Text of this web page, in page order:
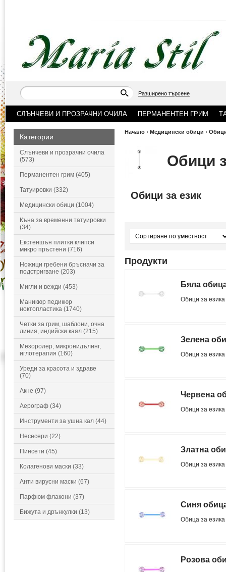
Разширено търсене
СЛЪНЧЕВИ И ПРОЗРАЧНИ ОЧИЛА ПЕРМАНЕНТЕН ГРИМ
Категории
Слънчеви и прозрачни очила
(573)
Перманентен грим (405)
Татуировки (332)
Медицински обици (1004)
Къна за временни татуировки
(34)
Екстеншън плитки клипси
микро пръстени (716)
Ножици гребени бръсначи за
подстригване (203)
Мигли и вежди (453)
Маникюр педикюр
ноктопластика (1740)
Четки за грим, шаблони, очна
линия, индийски каял (215)
Мезоролер, микронидълинг,
иглотерапия (160)
Уреди за красота и здраве
(70)
Акне (97)
Аерограф (34)
Инструменти за ушна кал (44)
Несесери (22)
Пинсети (45)
Колагенови маски (33)
Анти вирусни маски (67)
Парфюм флакони (37)
Бижута и дрънкулки (13)
Начало › Медицински обици ›
Обици
Обици за език
Продукти
Бяла
Обици за
Зелена
Обици за
Червена
Обици за
Златна
Обици за
Синя
Обица за
Розова